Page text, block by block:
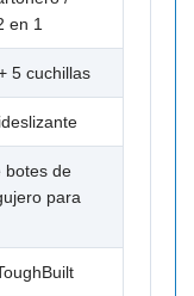
en 1
5 cuchillas
botes de
para